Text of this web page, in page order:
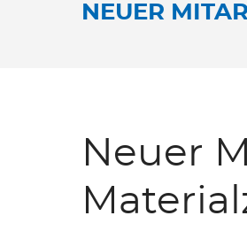
NEUER
Neuer